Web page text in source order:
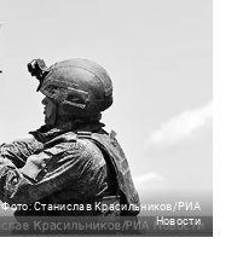
Фото: Станислав Красильников/РИА
Новости